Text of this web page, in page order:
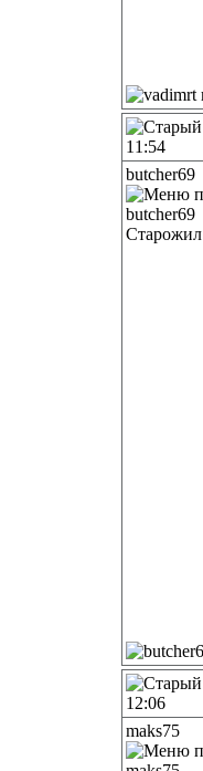
11:54
butcher69
Старожил
12:06
maks75